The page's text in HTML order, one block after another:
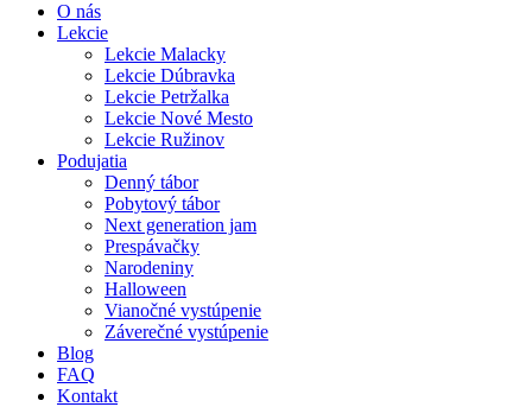
O nás
Lekcie
Lekcie Malacky
Lekcie Dúbravka
Lekcie Petržalka
Lekcie Nové Mesto
Lekcie Ružinov
Podujatia
Denný tábor
Pobytový tábor
Next generation jam
Prespávačky
Narodeniny
Halloween
Vianočné vystúpenie
Záverečné vystúpenie
Blog
FAQ
Kontakt